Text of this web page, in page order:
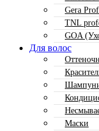
Gera
TNL
GOA
Для волос
Маски